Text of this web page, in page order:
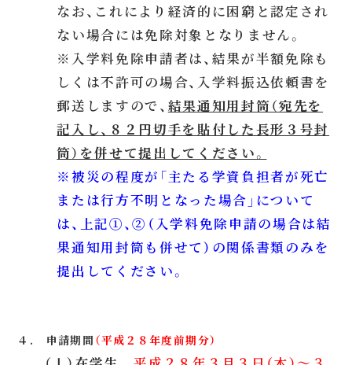
なお、これにより経済的に困窮と認定され
ない場合には免除対象となりません。
※入学料免除申請者は、結果が半額免除も
しくは不許可の場合、入学料振込依頼書を
郵送しますので、 結果通知用封筒（宛先を
記入し、８２円切手を貼付した長形３号封
筒）を併せて提出してください。
※被災の程度が「主たる学資負担者が死亡
または行方不明となった場合」について
は、上記①、②（入学料免除申請の場合は結
果通知用封筒も併せて）の関係書類のみを
提出してください。
４. 申請期間 （平成２８年度前期分）